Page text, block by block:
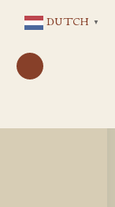
DUTCH ▼